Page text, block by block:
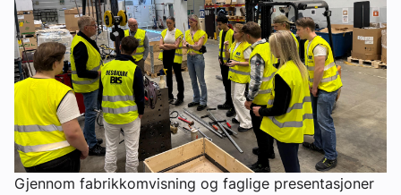
Gjennom fabrikkomvisning og faglige presentasjoner